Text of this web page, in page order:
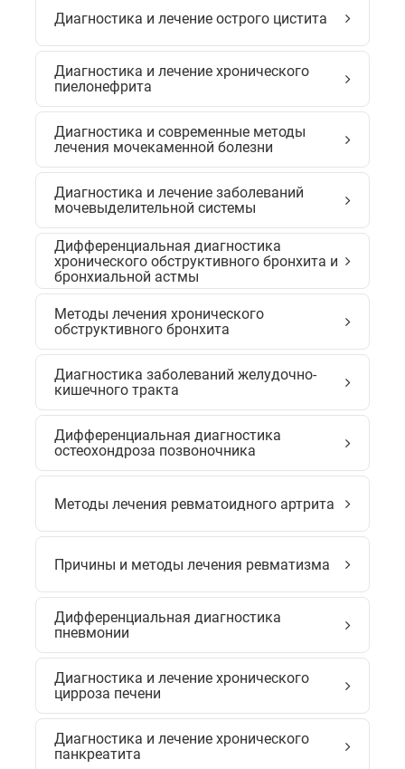
Диагностика и лечение острого цистита
Диагностика и лечение хронического
пиелонефрита
Диагностика и современные методы
лечения мочекаменной болезни
Диагностика и лечение заболеваний
мочевыделительной системы
Дифференциальная диагностика
хронического обструктивного бронхита и
бронхиальной астмы
Методы лечения хронического
обструктивного бронхита
Диагностика заболеваний желудочно-
кишечного тракта
Дифференциальная диагностика
остеохондроза позвоночника
Методы лечения ревматоидного артрита
Причины и методы лечения ревматизма
Дифференциальная диагностика
пневмонии
Диагностика и лечение хронического
цирроза печени
Диагностика и лечение хронического
панкреатита